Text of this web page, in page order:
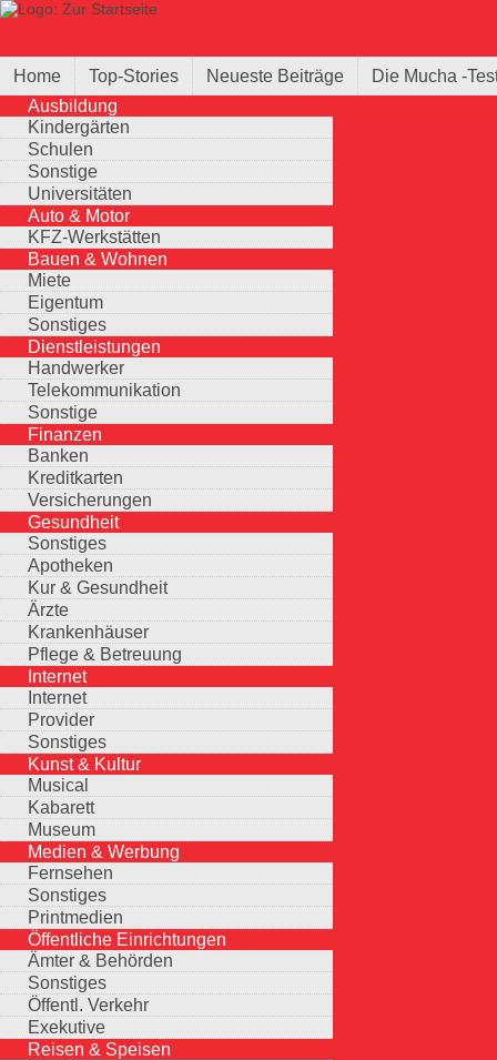
Direkt zum Inhalt
Home Top-Stories Neueste Beiträge
Die Mucha -
Ausbildung
Kindergärten
Schulen
Sonstige
Universitäten
Auto & Motor
KFZ-Werkstätten
Bauen & Wohnen
Miete
Eigentum
Sonstiges
Dienstleistungen
Handwerker
Telekommunikation
Sonstige
Finanzen
Banken
Kreditkarten
Versicherungen
Gesundheit
Sonstiges
Apotheken
Kur & Gesundheit
Ärzte
Krankenhäuser
Pflege & Betreuung
Internet
Internet
Provider
Sonstiges
Kunst & Kultur
Musical
Kabarett
Museum
Medien & Werbung
Fernsehen
Sonstiges
Printmedien
Öffentliche Einrichtungen
Ämter & Behörden
Sonstiges
Öffentl. Verkehr
Exekutive
Reisen & Speisen